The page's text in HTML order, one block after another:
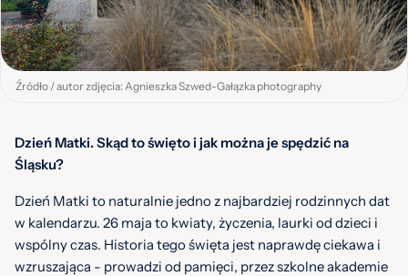
Źródło / autor zdjęcia: Agnieszka Szwed-Gałązka photography
Dzień Matki. Skąd to święto i jak można je spędzić na
Śląsku?
Dzień Matki to naturalnie jedno z najbardziej rodzinnych dat
w kalendarzu. 26 maja to kwiaty, życzenia, laurki od dzieci i
wspólny czas. Historia tego święta jest naprawdę ciekawa i
wzruszająca - prowadzi od pamięci, przez szkolne akademie